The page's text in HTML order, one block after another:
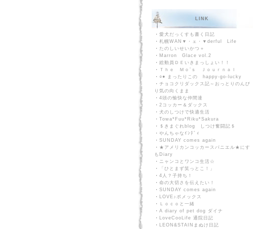
LINK
・ 愛犬だっくすも書く日記
・ 札幌WAN▼・ェ・▼derful Life
・ たのしいせいかつ＋
・ Marron Glace vol.2
・ 総動員ＤＥいきまっしょい！！
・ Ｔｈｅ Ｍｏ’ｓ Ｊｏｕｒｎａｌ
・ ○● まったりこの happy-go-lucky
・ チョコクリダックス記～おっとりのんび
り気の向くまま
・ 4頭の愉快な仲間達
・ 2コッカー＆ダックス
・ 犬のしつけで快適生活
・ Towa*Fuu*Riku*Sakura
・ ＄きまぐれblog しつけ奮闘記＄
・ やんちゃなｲﾝﾃﾞｨ
・ SUNDAY comes again
・ ★アメリカンコッカースパニエル★にす
もDiary
・ ニャンコとワンコ生活☆
・
「ひとまず笑っとこ！」
・ 4人？子持ち！
・ 命の大切さを伝えたい！
・ SUNDAY comes again
・ LOVE♪ポメックス
・ Ｌｏｃｏと一緒
・ A diary of pet dog ダイナ
・ LoveCooLife 通院日記
・ LEON&STAINまぬけ日記